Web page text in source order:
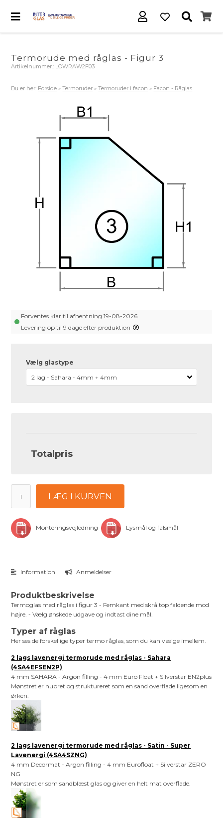
Termorude med råglas - Figur 3
Artikelnummer.: LOWRAW2F03
Du er her: Forside »Termoruder »Termoruder i facon » Facon - Råglas
Forventes klar til afhentning 19-08-2026
Levering op til 9 dage efter produktion
Vælg glastype
Totalpris
LÆG I KURVEN
Monteringsvejledning Lysmål og falsmål
Information Anmeldelser
Produktbeskrivelse
Termoglas med råglas i figur 3 - Femkant med skrå top faldende mod
højre. - Vælg ønskede udgave og indtast dine mål.
Typer af råglas
Her ses de forskellige typer termo råglas, som du kan vælge imellem.
2 lags lavenergi termorude med råglas - Sahara
(4SA4EFSEN2P)
4 mm SAHARA - Argon filling - 4 mm Euro Float + Silverstar EN2plus
Mønstret er nupret og struktureret som en sand overflade ligesom en
ørken.
2 lags lavenergi termorude med råglas - Satin - Super
Lavenergi (4SA4SZNG)
4 mm Decormat - Argon filling - 4 mm Eurofloat + Silverstar ZERO
NG
Mønstret er som sandblæst glas og giver en helt mat overflade.